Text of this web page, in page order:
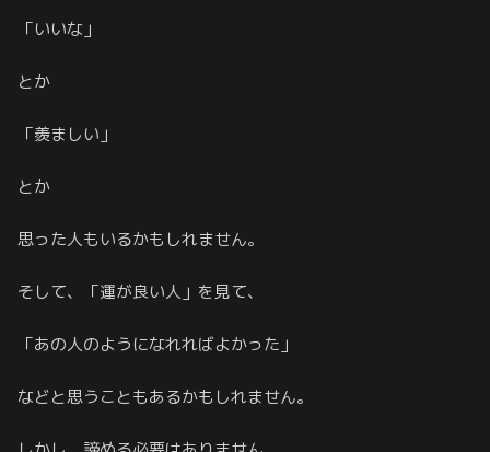
「いいな」
とか
「羨ましい」
とか
思った人もいるかもしれません。
そして、「運が良い人」を見て、
「あの人のようになれればよかった」
などと思うこともあるかもしれません。